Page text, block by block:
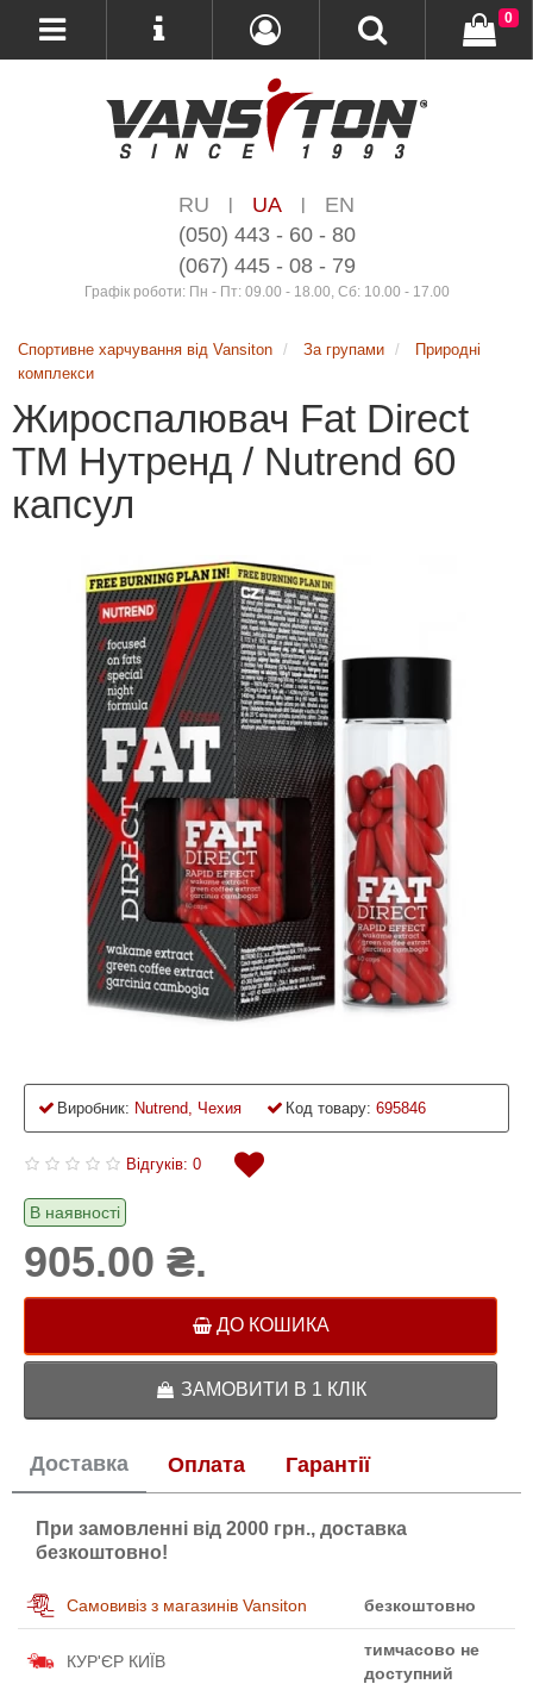
RU | UA |
EN
(050) 443 - 60 - 80
(067) 445 - 08 - 79
Графік роботи: Пн - Пт: 09.00 - 18.00, Сб: 10.00 - 17.00
0
Спортивне харчування від Vansiton За групами
Природні
комплекси
Жироспалювач Fat Direct
ТМ Нутренд / Nutrend 60
капсул
Виробник: Nutrend, Чехия Код товару: 695846
Відгуків: 0
В наявності
905.00 ₴.
ДО КОШИКА
ЗАМОВИТИ В 1 КЛІК
Доставка Оплата Гарантії
При замовленні від 2000 грн., доставка
безкоштовно!
Самовивіз з магазинів Vansiton безкоштовно
КУР'ЄР КИЇВ
тимчасово не
доступний